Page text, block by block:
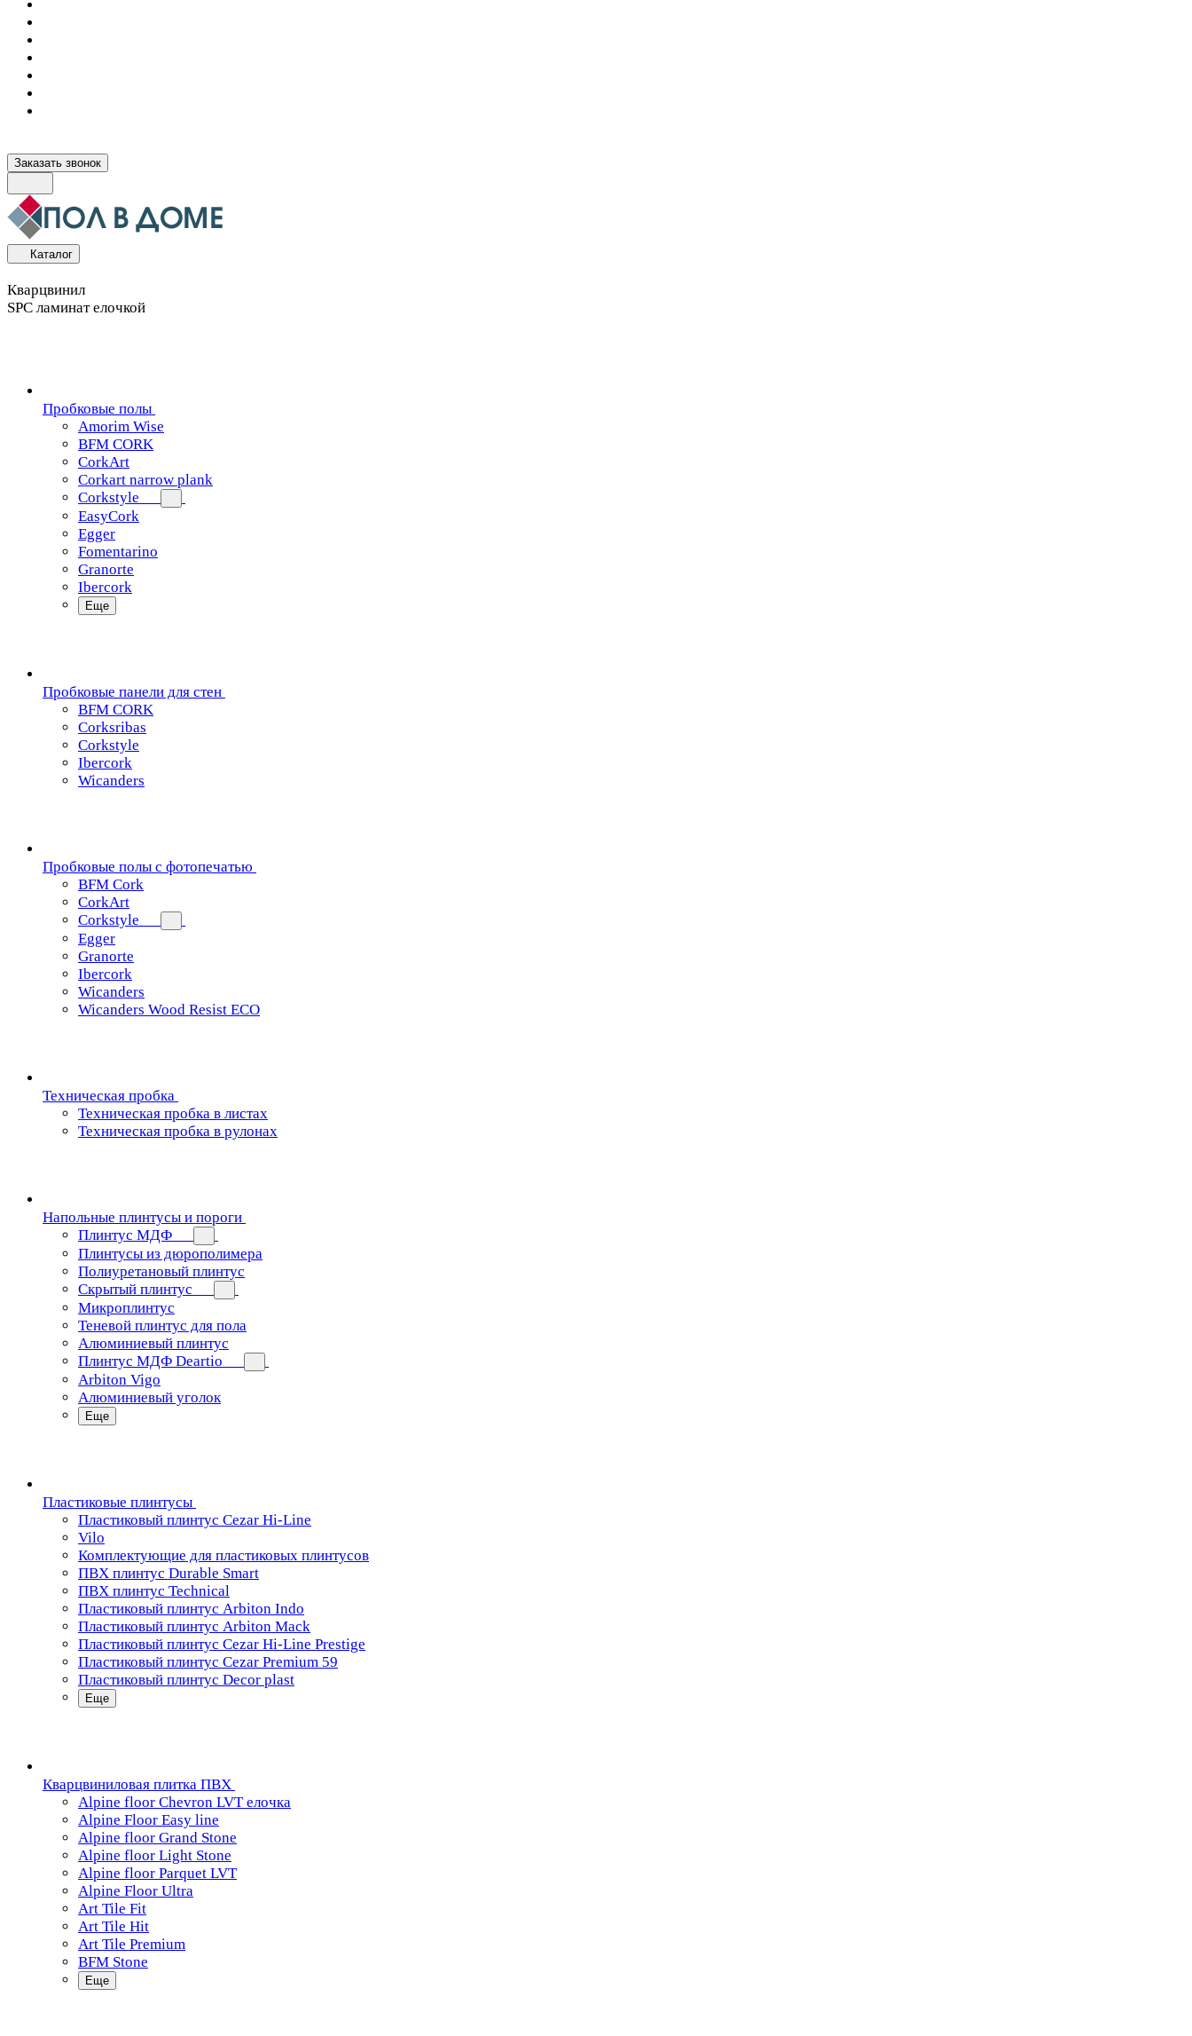
Заказать звонок
Каталог
Кварцвинил
SPC ламинат елочкой
Пробковые полы
Amorim Wise
BFM CORK
CorkArt
Corkart narrow plank
Corkstyle
EasyCork
Egger
Fomentarino
Granorte
Ibercork
Еще
Пробковые панели для стен
BFM CORK
Corksribas
Corkstyle
Ibercork
Wicanders
Пробковые полы с фотопечатью
BFM Cork
CorkArt
Corkstyle
Egger
Granorte
Ibercork
Wicanders
Wicanders Wood Resist ECO
Техническая пробка
Техническая пробка в листах
Техническая пробка в рулонах
Напольные плинтусы и пороги
Плинтус МДФ
Плинтусы из дюрополимера
Полиуретановый плинтус
Скрытый плинтус
Микроплинтус
Теневой плинтус для пола
Алюминиевый плинтус
Плинтус МДФ Deartio
Arbiton Vigo
Алюминиевый уголок
Еще
Пластиковые плинтусы
Пластиковый плинтус Cezar Hi-Line
Vilo
Комплектующие для пластиковых плинтусов
ПВХ плинтус Durable Smart
ПВХ плинтус Technical
Пластиковый плинтус Arbiton Indo
Пластиковый плинтус Arbiton Mack
Пластиковый плинтус Cezar Hi-Line Prestige
Пластиковый плинтус Cezar Premium 59
Пластиковый плинтус Decor plast
Еще
Кварцвиниловая плитка ПВХ
Alpine floor Chevron LVT елочка
Alpine Floor Easy line
Alpine floor Grand Stone
Alpine floor Light Stone
Alpine floor Parquet LVT
Alpine Floor Ultra
Art Tile Fit
Art Tile Hit
Art Tile Premium
BFM Stone
Еще